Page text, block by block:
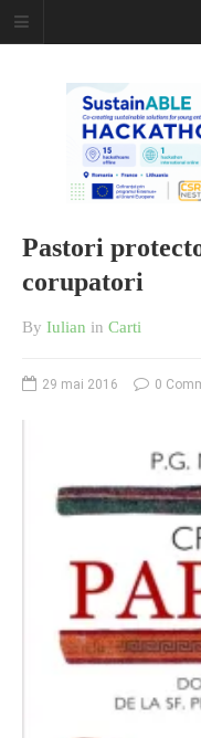
Caiet de
insemnari
DESCARCĂ!
O poveste in care sexul
confunda cu dragostea,
cinismul cu idealismul si
poezia cu umorul.
Pastori
corupatori
By Iulian in Carti
29 mai 2016 0